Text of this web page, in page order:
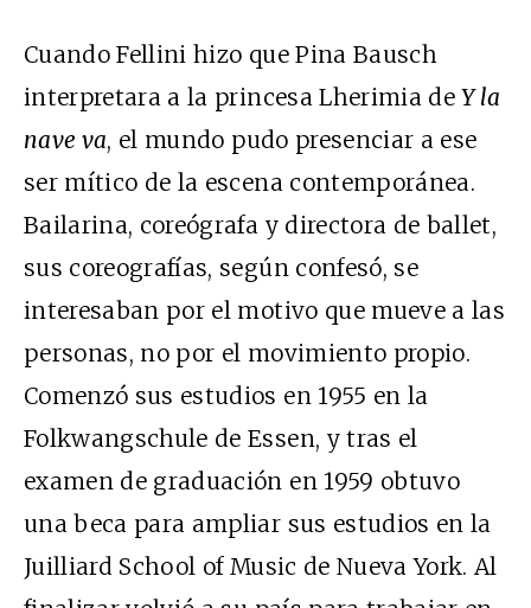
Cuando Fellini hizo que Pina Bausch
interpretara a la princesa Lherimia deY la
nave va, el mundo pudo presenciar a ese
ser mítico de la escena contemporánea.
Bailarina, coreógrafa y directora de ballet,
sus coreografías, según confesó, se
interesaban por el motivo que mueve a las
personas, no por el movimiento propio.
Comenzó sus estudios en 1955 en la
Folkwangschule de Essen, y tras el
examen de graduación en 1959 obtuvo
una beca para ampliar sus estudios en la
Juilliard School of Music de Nueva York. Al